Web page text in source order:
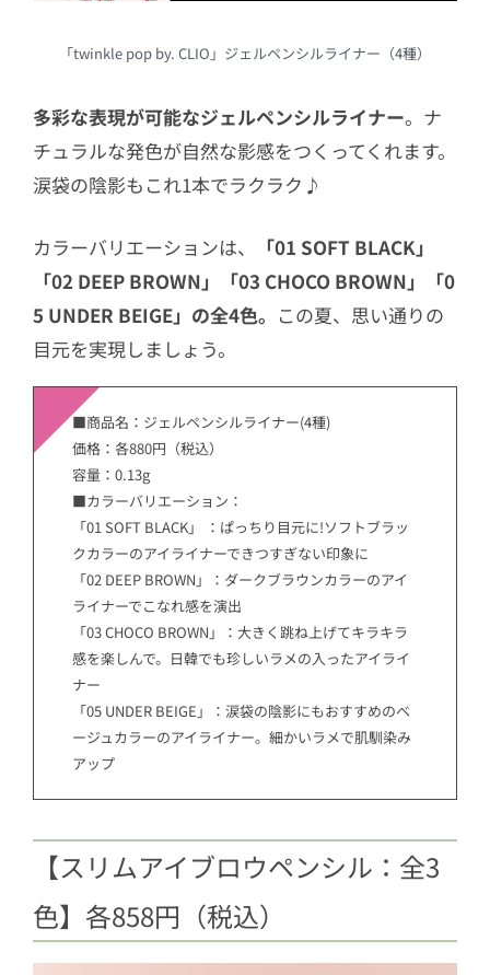
「twinkle pop by. CLIO」ジェルペンシルライナー（4種）
多彩な表現が可能なジェルペンシルライナー。ナ
チュラルな発色が自然な影感をつくってくれます。
涙袋の陰影もこれ1本でラクラク♪
カラーバリエーションは、
「01 SOFT BLACK」
「02 DEEP BROWN」「03 CHOCO BROWN」「0
5 UNDER BEIGE」の全4色。 この夏、思い通りの
目元を実現しましょう。
■商品名：ジェルペンシルライナー(4種)
価格：各880円（税込）
容量：0.13g
■カラーバリエーション：
「01 SOFT BLACK」 ：ぱっちり目元に!ソフトブラッ
クカラーのアイライナーできつすぎない印象に
「02 DEEP BROWN」：ダークブラウンカラーのアイ
ライナーでこなれ感を演出
「03 CHOCO BROWN」：大きく跳ね上げてキラキラ
感を楽しんで。日韓でも珍しいラメの入ったアイライ
ナー
「05 UNDER BEIGE」：涙袋の陰影にもおすすめのベ
ージュカラーのアイライナー。細かいラメで肌馴染み
アップ
【スリムアイブロウペンシル：全3
色】各858円（税込）